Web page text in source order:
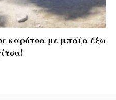
καρότσα με μπάζα έξω